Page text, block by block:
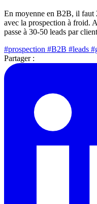
En moyenne en B2B, il faut
avec la prospection à froid.
passe à 30-50 leads par
#prospection #B2B #leads
Partager :